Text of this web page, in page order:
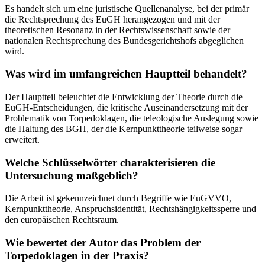
Es handelt sich um eine juristische Quellenanalyse, bei der primär
die Rechtsprechung des EuGH herangezogen und mit der
theoretischen Resonanz in der Rechtswissenschaft sowie der
nationalen Rechtsprechung des Bundesgerichtshofs abgeglichen
wird.
Was wird im umfangreichen Hauptteil behandelt?
Der Hauptteil beleuchtet die Entwicklung der Theorie durch die
EuGH-Entscheidungen, die kritische Auseinandersetzung mit der
Problematik von Torpedoklagen, die teleologische Auslegung sowie
die Haltung des BGH, der die Kernpunkttheorie teilweise sogar
erweitert.
Welche Schlüsselwörter charakterisieren die
Untersuchung maßgeblich?
Die Arbeit ist gekennzeichnet durch Begriffe wie EuGVVO,
Kernpunkttheorie, Anspruchsidentität, Rechtshängigkeitssperre und
den europäischen Rechtsraum.
Wie bewertet der Autor das Problem der
Torpedoklagen in der Praxis?